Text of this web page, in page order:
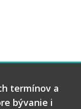
termínov a
bývanie i